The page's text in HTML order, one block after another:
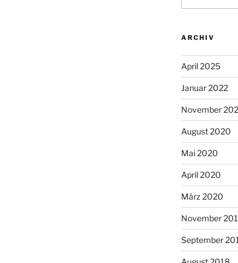
ARCHIV
April 2025
Januar 2022
November
August 2020
Mai 2020
April 2020
März 2020
November
September